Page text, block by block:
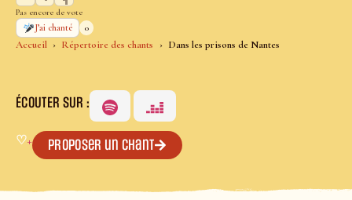
Accueil Répertoire des chants Dans les prisons de Nantes
Pas encore de vote
J’ai chanté
0
ÉCOUTER SUR :
♡+ Proposer un chant